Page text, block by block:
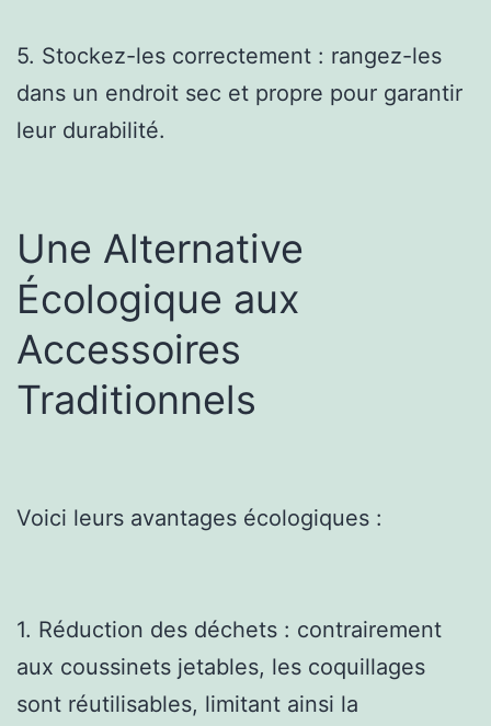
5. Stockez-les correctement : rangez-les
dans un endroit sec et propre pour garantir
leur durabilité.
Une Alternative
Écologique aux
Accessoires
Traditionnels
Voici leurs avantages écologiques :
1. Réduction des déchets : contrairement
aux coussinets jetables, les coquillages
sont réutilisables, limitant ainsi la